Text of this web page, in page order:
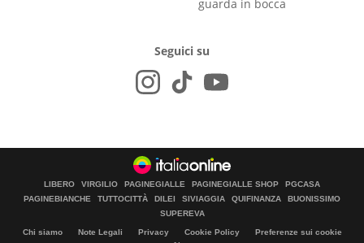
guarda in bocca
Seguici su
LIBERO VIRGILIO PAGINEGIALLE PAGINEGIALLE SHOP
PGCASA
PAGINEBIANCHE
TUTTOCITTÀ DILEI SIVIAGGIA QUIFINANZA
BUONISSIMO
SUPEREVA
Chi siamo Note Legali Privacy Cookie Policy
Preferenze sui cookie